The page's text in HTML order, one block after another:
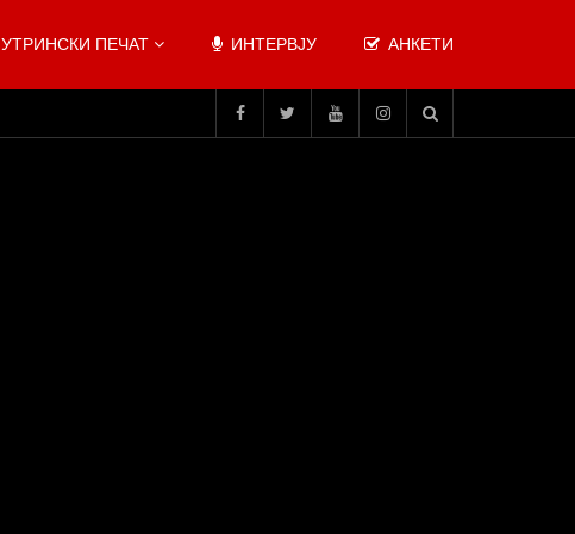
УТРИНСКИ ПЕЧАТ ИНТЕРВЈУ АНКЕТИ